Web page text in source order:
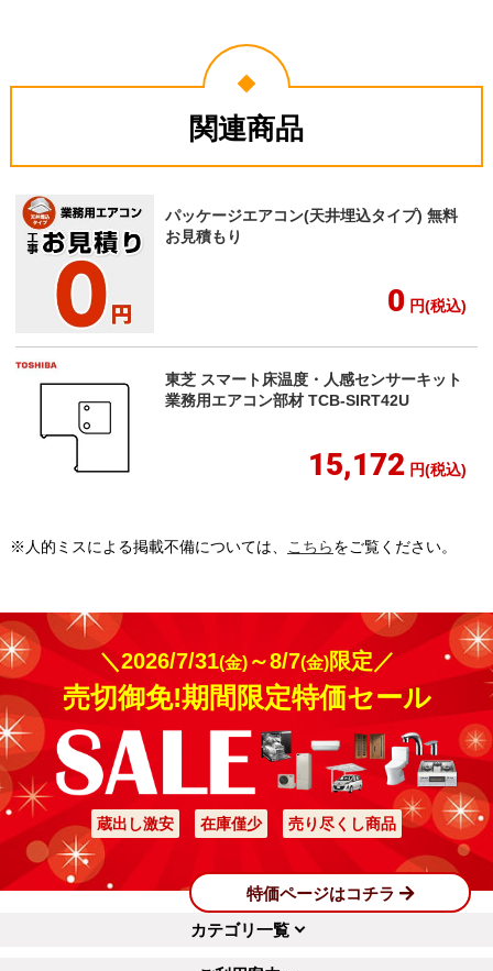
関連商品
パッケージエアコン(天井埋込タイプ) 無料
お見積もり
0 円(税込)
東芝 スマート床温度・人感センサーキット
業務用エアコン部材 TCB-SIRT42U
15,172 円(税込)
※人的ミスによる掲載不備については、 こちらをご覧ください。
＼2026/7/31(金)～8/7(金)限定／
売切御免!期間限定特価セール
蔵出し激安 在庫僅少 売り尽くし商品
特価ページはコチラ
カテゴリ一覧